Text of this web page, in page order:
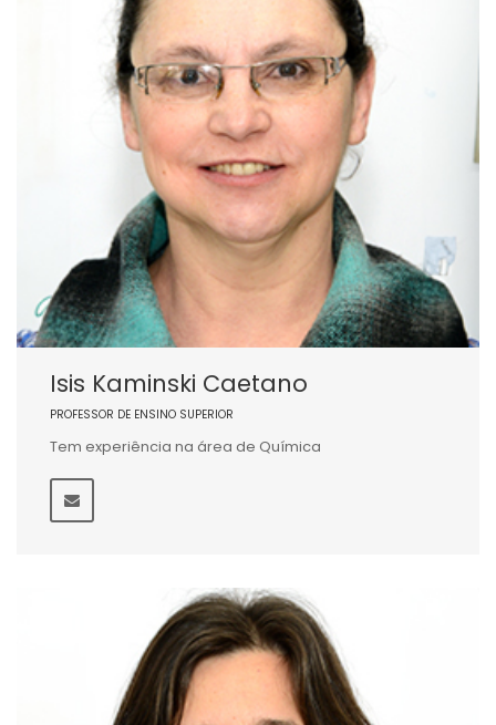
Isis Kaminski Caetano
PROFESSOR DE ENSINO SUPERIOR
Tem experiência na área de Química